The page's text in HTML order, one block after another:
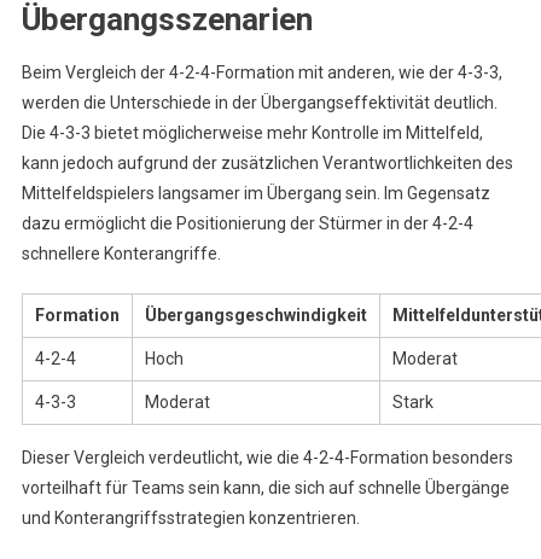
Übergangsszenarien
Beim Vergleich der 4-2-4-Formation mit anderen, wie der 4-3-3,
werden die Unterschiede in der Übergangseffektivität deutlich.
Die 4-3-3 bietet möglicherweise mehr Kontrolle im Mittelfeld,
kann jedoch aufgrund der zusätzlichen Verantwortlichkeiten des
Mittelfeldspielers langsamer im Übergang sein. Im Gegensatz
dazu ermöglicht die Positionierung der Stürmer in der 4-2-4
schnellere Konterangriffe.
Formation Übergangsgeschwindigkeit
4-2-4 Hoch Moderat
4-3-3 Moderat Stark
Dieser Vergleich verdeutlicht, wie die 4-2-4-Formation besonders
vorteilhaft für Teams sein kann, die sich auf schnelle Übergänge
und Konterangriffsstrategien konzentrieren.